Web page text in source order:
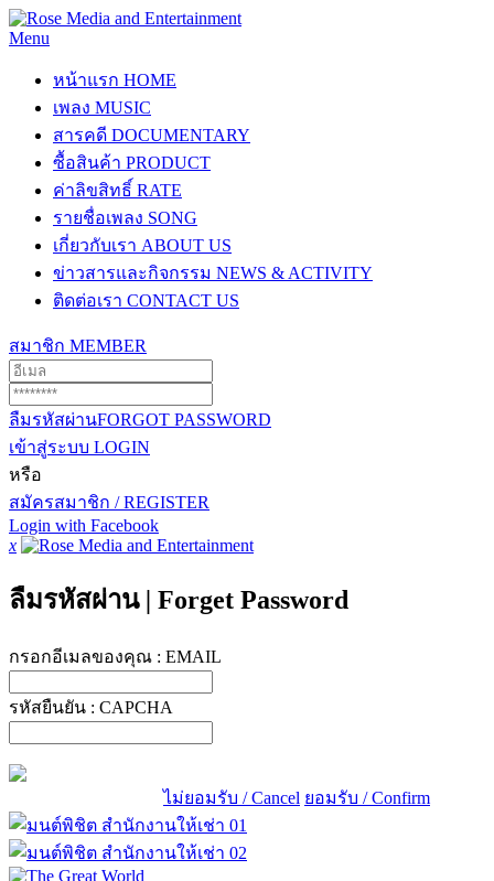
Menu
หน้าแรก HOME
เพลง MUSIC
สารคดี DOCUMENTARY
ซื้อสินค้า PRODUCT
ค่าลิขสิทธิ์ RATE
รายชื่อเพลง SONG
เกี่ยวกับเรา ABOUT US
ข่าวสารและกิจกรรม NEWS & ACTIVITY
ติดต่อเรา CONTACT US
สมาชิก MEMBER
ลืมรหัสผ่านFORGOT PASSWORD
เข้าสู่ระบบ LOGIN
หรือ
สมัครสมาชิก / REGISTER
Login with Facebook
x
ลืมรหัสผ่าน | Forget Password
กรอกอีเมลของคุณ : EMAIL
รหัสยืนยัน : CAPCHA
ไม่ยอมรับ / Cancel ยอมรับ / Confirm